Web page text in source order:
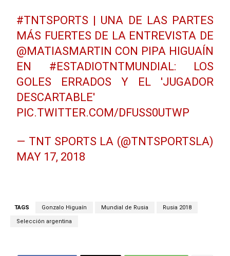
#TNTSPORTS | UNA DE LAS PARTES
MÁS FUERTES DE LA ENTREVISTA DE
@MATIASMARTIN CON PIPA HIGUAÍN
EN #ESTADIOTNTMUNDIAL: LOS
GOLES ERRADOS Y EL 'JUGADOR
DESCARTABLE'
PIC.TWITTER.COM/DFUSS0UTWP
— TNT SPORTS LA (@TNTSPORTSLA)
MAY 17, 2018
TAGS Gonzalo Higuaín Mundial de Rusia Rusia 2018
Selección argentina